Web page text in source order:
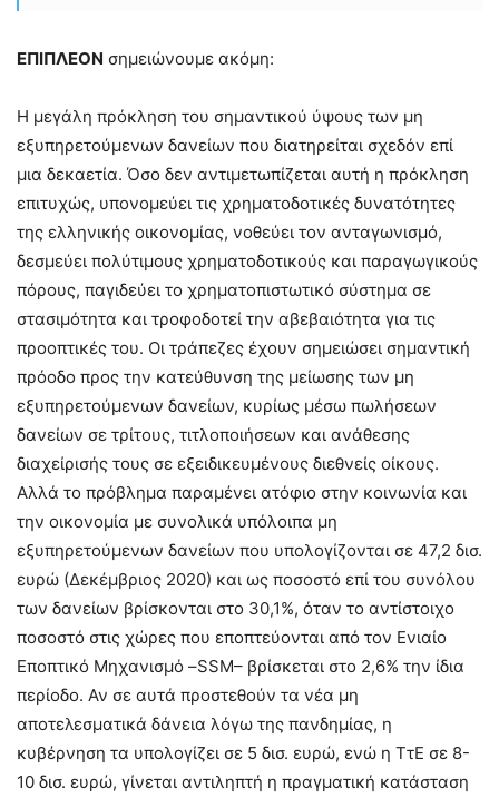
ΕΠΙΠΛΕΟΝ σημειώνουμε ακόμη:
Η μεγάλη πρόκληση του σημαντικού ύψους των μη
εξυπηρετούμενων δανείων που διατηρείται σχεδόν επί
μια δεκαετία. Όσο δεν αντιμετωπίζεται αυτή η πρόκληση
επιτυχώς, υπονομεύει τις χρηματοδοτικές δυνατότητες
της ελληνικής οικονομίας, νοθεύει τον ανταγωνισμό,
δεσμεύει πολύτιμους χρηματοδοτικούς και παραγωγικούς
πόρους, παγιδεύει το χρηματοπιστωτικό σύστημα σε
στασιμότητα και τροφοδοτεί την αβεβαιότητα για τις
προοπτικές του. Οι τράπεζες έχουν σημειώσει σημαντική
πρόοδο προς την κατεύθυνση της μείωσης των μη
εξυπηρετούμενων δανείων, κυρίως μέσω πωλήσεων
δανείων σε τρίτους, τιτλοποιήσεων και ανάθεσης
διαχείρισής τους σε εξειδικευμένους διεθνείς οίκους.
Αλλά το πρόβλημα παραμένει ατόφιο στην κοινωνία και
την οικονομία με συνολικά υπόλοιπα μη
εξυπηρετούμενων δανείων που υπολογίζονται σε 47,2 δισ.
ευρώ (Δεκέμβριος 2020) και ως ποσοστό επί του συνόλου
των δανείων βρίσκονται στο 30,1%, όταν το αντίστοιχο
ποσοστό στις χώρες που εποπτεύονται από τον Ενιαίο
Εποπτικό Μηχανισμό –SSM– βρίσκεται στο 2,6% την ίδια
περίοδο. Αν σε αυτά προστεθούν τα νέα μη
αποτελεσματικά δάνεια λόγω της πανδημίας, η
κυβέρνηση τα υπολογίζει σε 5 δισ. ευρώ, ενώ η ΤτΕ σε 8-
10 δισ. ευρώ, γίνεται αντιληπτή η πραγματική κατάσταση